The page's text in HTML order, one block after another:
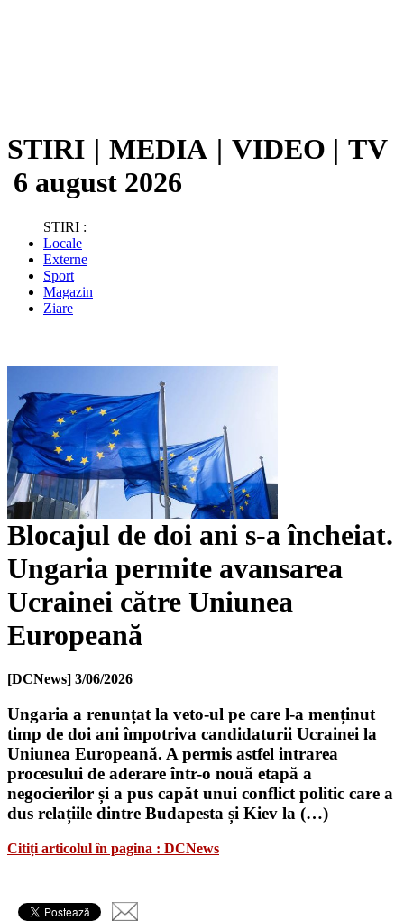
STIRI | MEDIA | VIDEO | TV
6 august 2026
STIRI :
Locale
Externe
Sport
Magazin
Ziare
Blocajul de doi ani s-a încheiat.
Ungaria permite avansarea
Ucrainei către Uniunea
Europeană
[DCNews] 3/06/2026
Ungaria a renunțat la veto-ul pe care l-a menținut
timp de doi ani împotriva candidaturii Ucrainei la
Uniunea Europeană. A permis astfel intrarea
procesului de aderare într-o nouă etapă a
negocierilor și a pus capăt unui conflict politic care a
dus relațiile dintre Budapesta și Kiev la (…)
Citiți articolul în pagina : DCNews